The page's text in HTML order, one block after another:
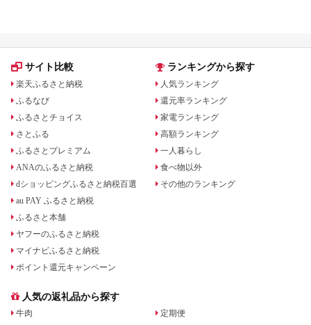
サイト比較
楽天ふるさと納税
ふるなび
ふるさとチョイス
さとふる
ふるさとプレミアム
ANAのふるさと納税
dショッピングふるさと納税百選
au PAY ふるさと納税
ふるさと本舗
ヤフーのふるさと納税
マイナビふるさと納税
ポイント還元キャンペーン
ランキングから探す
人気ランキング
還元率ランキング
家電ランキング
高額ランキング
一人暮らし
食べ物以外
その他のランキング
人気の返礼品から探す
牛肉
定期便